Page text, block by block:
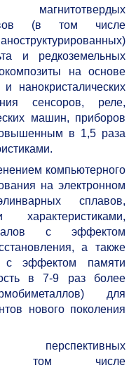
магнитотвердых
(в том числе
и редкоземельных
на основе
нанокристалических
сенсоров, реле,
машин, приборов
в 1,5 раза
компьютерного
на электронном
сплавов,
с эффектом
а также
с эффектом памяти
в7-9 раз более
для
нового поколения
перспективных
в том числе